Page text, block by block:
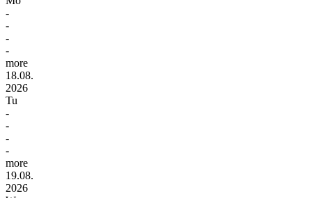
-
-
-
-
more
18.08.
2026
Tu
-
-
-
-
more
19.08.
2026